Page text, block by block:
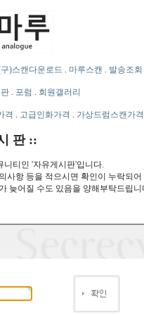
)스캔다운로드 . 마루스캔 . 발송조회
. 포럼 . 회원갤러리
격 . 고급인화가격 . 가상드럼스캔가격
판 ::
니티인 '자유게시판'입니다.
사항 등을 적으시면 확인이 누락되어
늦어질 수도 있음을 양해부탁드립니